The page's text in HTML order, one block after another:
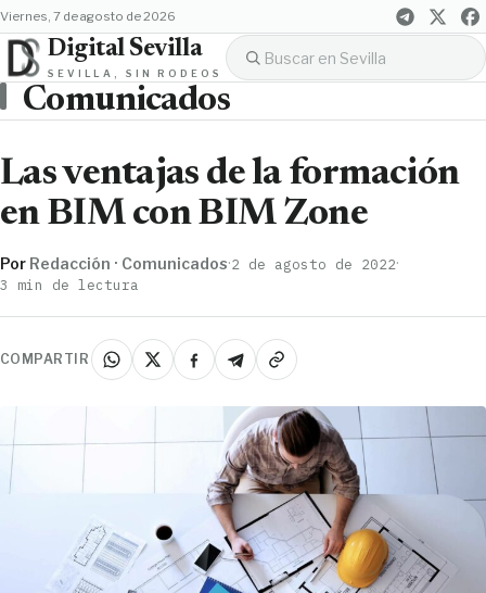
viernes, 7 de agosto de 2026
Digital Sevilla
SEVILLA, SIN RODEOS
Comunicados
Las ventajas de la formación
en BIM con BIM Zone
Por Redacción · Comunicados·2 de agosto de 2022·
3 min de lectura
COMPARTIR